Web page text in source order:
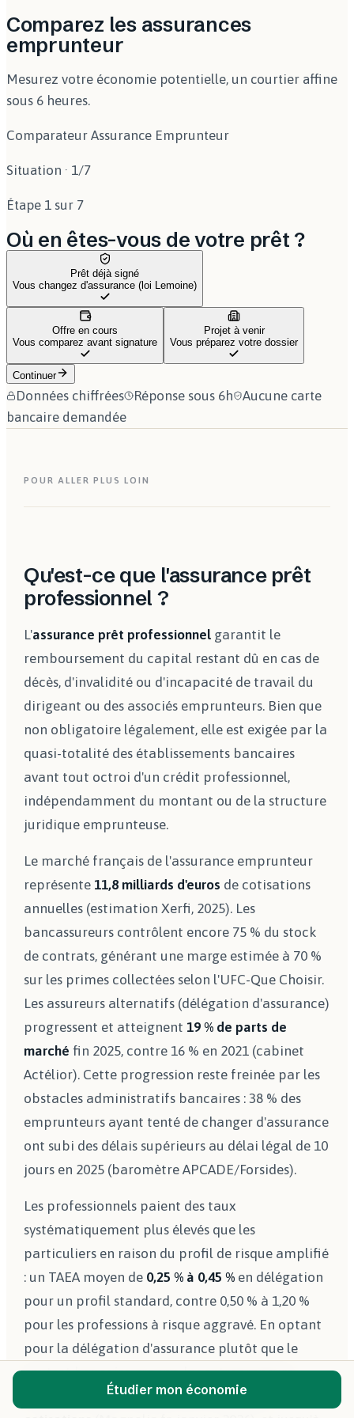
Comparez les assurances
emprunteur
Mesurez votre économie potentielle, un courtier affine
sous 6 heures.
Comparateur Assurance Emprunteur
Situation · 1/7
Étape 1 sur 7
Où en êtes-vous de votre prêt ?
Prêt déjà signé
Vous changez d'assurance (loi Lemoine)
Offre en cours
Vous comparez avant signature
Projet à venir
Vous préparez votre dossier
Continuer
Données chiffrées Réponse sous 6h
Aucune carte
bancaire demandée
POUR ALLER PLUS LOIN
Qu'est-ce que l'assurance prêt
professionnel ?
L'assurance prêt professionnel garantit le
remboursement du capital restant dû en cas de
décès, d'invalidité ou d'incapacité de travail du
dirigeant ou des associés emprunteurs. Bien que
non obligatoire légalement, elle est exigée par la
quasi-totalité des établissements bancaires
avant tout octroi d'un crédit professionnel,
indépendamment du montant ou de la structure
juridique emprunteuse.
Le marché français de l'assurance emprunteur
représente 11,8 milliards d'euros de cotisations
annuelles (estimation Xerfi, 2025). Les
bancassureurs contrôlent encore 75 % du stock
de contrats, générant une marge estimée à 70 %
sur les primes collectées selon l'UFC-Que Choisir.
Les assureurs alternatifs (délégation d'assurance)
progressent et atteignent 19 % de parts de
marché fin 2025, contre 16 % en 2021 (cabinet
Actélior). Cette progression reste freinée par les
obstacles administratifs bancaires : 38 % des
emprunteurs ayant tenté de changer d'assurance
ont subi des délais supérieurs au délai légal de 10
jours en 2025 (baromètre APCADE/Forsides).
Les professionnels paient des taux
systématiquement plus élevés que les
particuliers en raison du profil de risque amplifié
: un TAEA moyen de 0,25 % à 0,45 % en délégation
pour un profil standard, contre 0,50 % à 1,20 %
pour les professions à risque aggravé. En optant
pour la délégation d'assurance plutôt que le
contrat bancaire groupe, les entrepreneurs
économisent en moyenne 27 % sur leurs
Étudier mon économie